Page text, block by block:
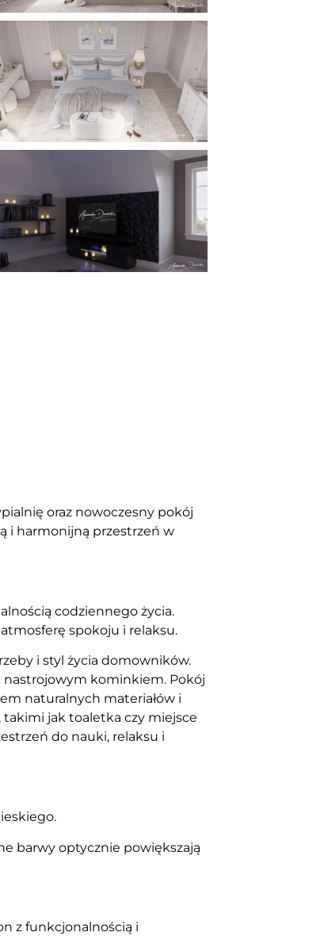
oraz nowoczesny pokój
i harmonijną przestrzeń w
codziennego życia.
spokoju i relaksu.
i styl życia domowników.
kominkiem. Pokój
naturalnych materiałów i
takimi jak toaletka czy miejsce
do nauki, relaksu i
barwy optycznie powiększają
z funkcjonalnością i